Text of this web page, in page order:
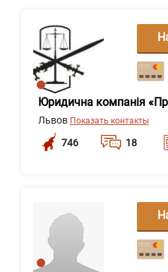
Юридична компанія
Львов Показать контакты
746 18